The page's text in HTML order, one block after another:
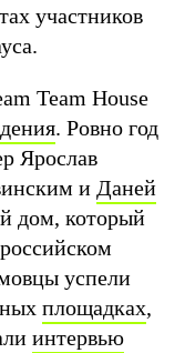
участников
Team House
. Ровно год
Ярослав
и Даней
дом, который
успели
площадках,
интервью